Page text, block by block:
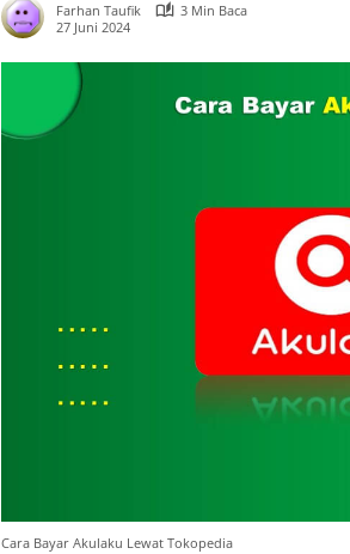
Farhan Taufik
3 Min Baca
27 Juni 2024
Cara Bayar Akulaku Lewat Tokopedia